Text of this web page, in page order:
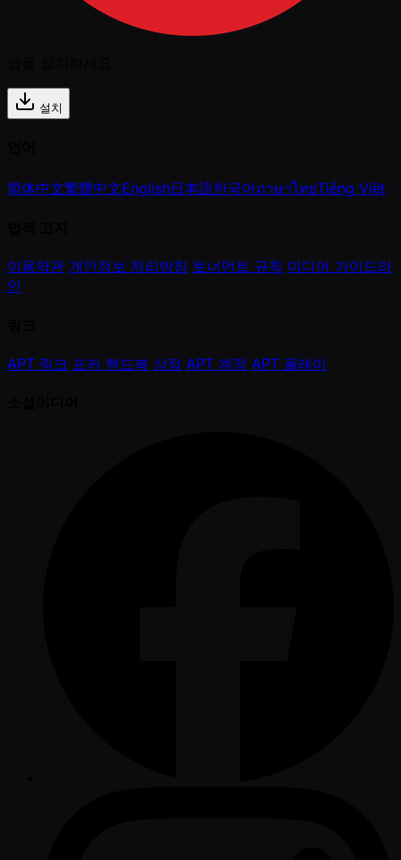
설치
简体中文繁體中文English日本語한국어ภาษาไทยTiếng Việt
이용약관 개인정보 처리방침 토너먼트 규칙 미디어 가이드라
인
APT 링크 포커 핸드북 상점 APT 계정 APT 플레이